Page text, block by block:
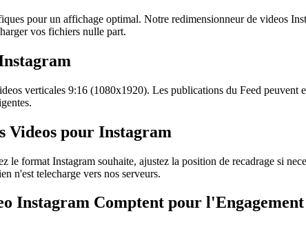
pour un affichage optimal. Notre redimensionneur de videos
vos fichiers nulle part.
verticales 9:16 (1080x1920). Les publications du Feed
Videos pour Instagram
le format Instagram souhaite, ajustez la position de recadrage si
n'est telecharge vers nos serveurs.
Instagram Comptent pour l'Engagement